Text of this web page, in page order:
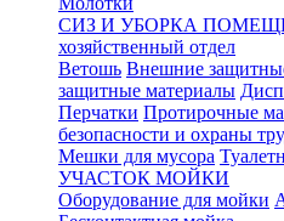
СИЗ И УБОРКА
хозяйственный отдел
Ветошь Внешние
защитные материалы
Перчатки Протирочные
безопасности и охраны
Мешки для мусора
УЧАСТОК МОЙКИ
Оборудование для мойки